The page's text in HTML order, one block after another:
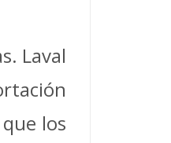
Laval
los